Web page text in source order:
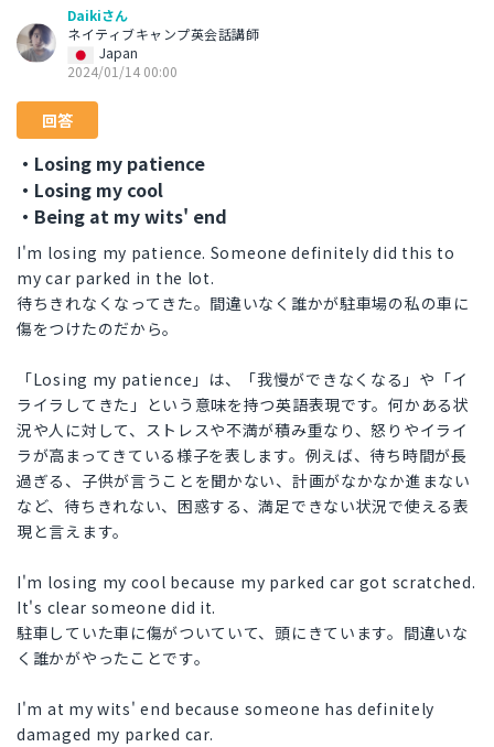
Daikiさん
ネイティブキャンプ英会話講師
Japan
2024/01/14 00:00
回答
・Losing my patience
・Losing my cool
・Being at my wits' end
I'm losing my patience. Someone definitely did this to
my car parked in the lot.
待ちきれなくなってきた。間違いなく誰かが駐車場の私の車に
傷をつけたのだから。
「Losing my patience」は、「我慢ができなくなる」や「イ
ライラしてきた」という意味を持つ英語表現です。何かある状
況や人に対して、ストレスや不満が積み重なり、怒りやイライ
ラが高まってきている様子を表します。例えば、待ち時間が長
過ぎる、子供が言うことを聞かない、計画がなかなか進まない
など、待ちきれない、困惑する、満足できない状況で使える表
現と言えます。
I'm losing my cool because my parked car got scratched.
It's clear someone did it.
駐車していた車に傷がついていて、頭にきています。間違いな
く誰かがやったことです。
I'm at my wits' end because someone has definitely
damaged my parked car.